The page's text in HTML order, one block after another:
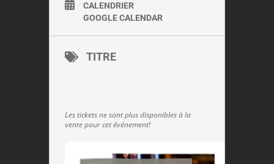
CALENDRIER
GOOGLE CALENDAR
TITRE
Les tickets ne sont plus disponibles à la
vente pour cet événement!